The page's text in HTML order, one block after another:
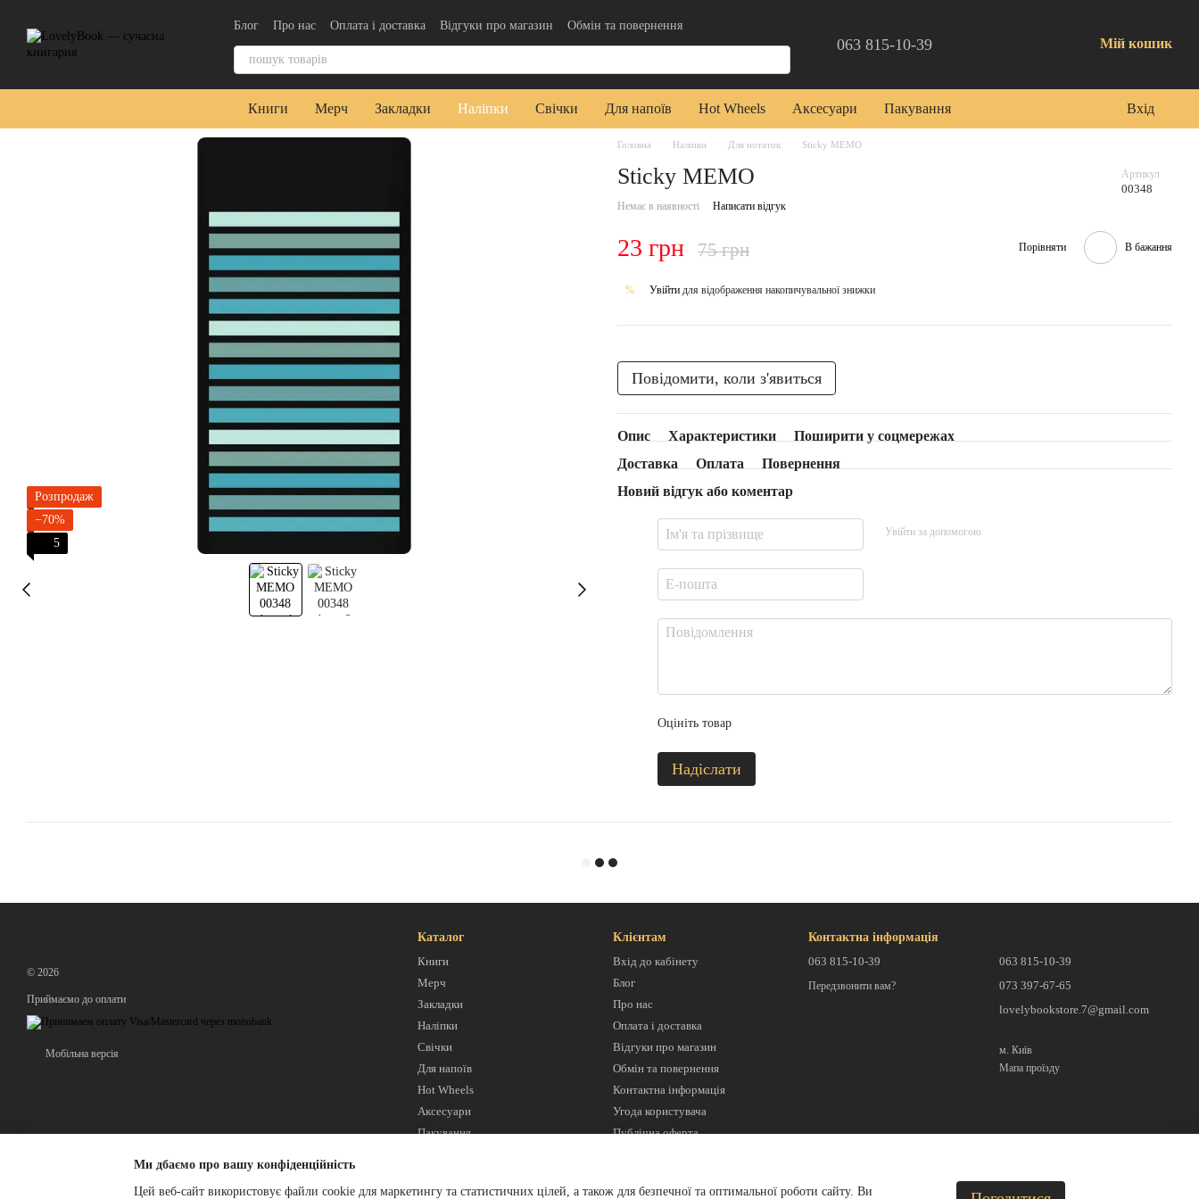
Блог
Про нас Оплата і доставка Відгуки про магазин
Обмін та повернення
Контактна інформація
Угода користувача Публічна оферта 063 815-10-39 Мій кошик
Книги Мерч Закладки Наліпки Свічки Для напоїв Hot Wheels Аксесуари Пакування Вхід
Розпродаж
−70%
5
Головна Наліпки Для нотаток Sticky MEMO
Sticky MEMO Артикул
00348
Немає в наявності Написати відгук
23 грн 75 грн Порівняти В бажання
% Увійти для відображення накопичувальної знижки
Повідомити, коли з'явиться
Опис Характеристики
Поширити у соцмережах
Доставка
Оплата
Повернення
Новий відгук або коментар
Увійти за допомогою
Оцініть товар
Надіслати
© 2026
Приймаємо до оплати
Мобільна версія
Каталог
Книги
Мерч
Закладки
Наліпки
Свічки
Для напоїв
Hot Wheels
Аксесуари
Пакування
Клієнтам
Вхід до кабінету
Блог
Про нас
Оплата і доставка
Відгуки про магазин
Обмін та повернення
Контактна інформація
Угода користувача
Публічна оферта
Контактна інформація
063 815-10-39
Передзвонити вам?
063 815-10-39
073 397-67-65
lovelybookstore.7@gmail.com
м. Київ
Мапа проїзду
Ми дбаємо про вашу конфіденційність
Цей веб-сайт використовує файли cookie для маркетингу та статистичних цілей, а також для безпечної та оптимальної роботи сайту. Ви